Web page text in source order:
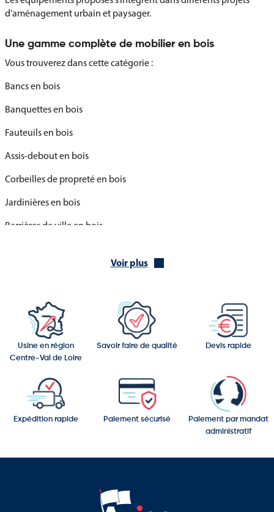
d’aménagement urbain et paysager.
Une gamme complète de mobilier en bois
Vous trouverez dans cette catégorie :
Bancs en bois
Banquettes en bois
Fauteuils en bois
Assis-debout en bois
Corbeilles de propreté en bois
Jardinières en bois
Barrières de ville en bois
Cette gamme permet d’équiper différents espaces publics avec
un mobilier harmonisé.
Des équipements adaptés aux espaces extérieurs
Les produits de cette catégorie peuvent être installés dans :
Parcs et jardins
Voir plus
Usine en région
Centre-Val de Loire
Savoir faire de qualité Devis rapide
Expédition rapide Paiement sécurisé
Paiement par mandat
administratif